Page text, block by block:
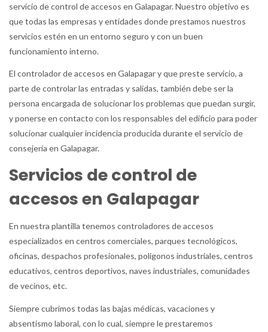
servicio de control de accesos en Galapagar. Nuestro objetivo es
que todas las empresas y entidades donde prestamos nuestros
servicios estén en un entorno seguro y con un buen
funcionamiento interno.
El controlador de accesos en Galapagar y que preste servicio, a
parte de controlar las entradas y salidas, también debe ser la
persona encargada de solucionar los problemas que puedan surgir,
y ponerse en contacto con los responsables del edificio para poder
solucionar cualquier incidencia producida durante el servicio de
consejería en Galapagar.
Servicios de control de
accesos en Galapagar
En nuestra plantilla tenemos controladores de accesos
especializados en centros comerciales, parques tecnológicos,
oficinas, despachos profesionales, poligonos industriales, centros
educativos, centros deportivos, naves industriales, comunidades
de vecinos, etc.
Siempre cubrimos todas las bajas médicas, vacaciones y
absentismo laboral, con lo cual, siempre le prestaremos